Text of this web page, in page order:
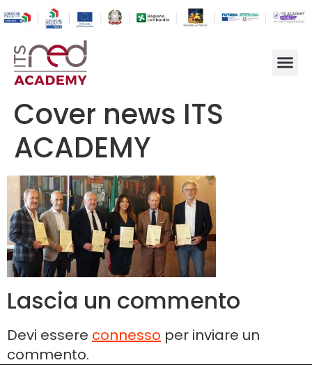
Cover news ITS
ACADEMY
Lascia un commento
Devi essere connesso per inviare un
commento.